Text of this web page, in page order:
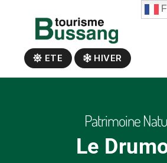
ETE HIVER
Patrimoine
Le
Panneau de gestion des cookies